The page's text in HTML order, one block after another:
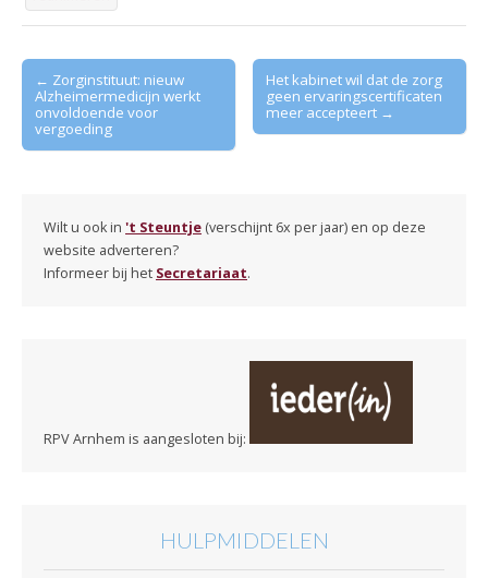
Post
navigation
← Zorginstituut: nieuw
Alzheimermedicijn werkt
onvoldoende voor
vergoeding
Het kabinet wil dat de zorg
geen ervaringscertificaten
meer accepteert →
Wilt u ook in 't Steuntje (verschijnt 6x per jaar) en op deze
website adverteren?
Informeer bij het Secretariaat.
RPV Arnhem is aangesloten bij:
HULPMIDDELEN